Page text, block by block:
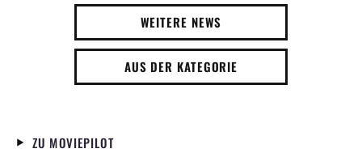
WEITERE NEWS
AUS DER KATEGORIE
ZU MOVIEPILOT